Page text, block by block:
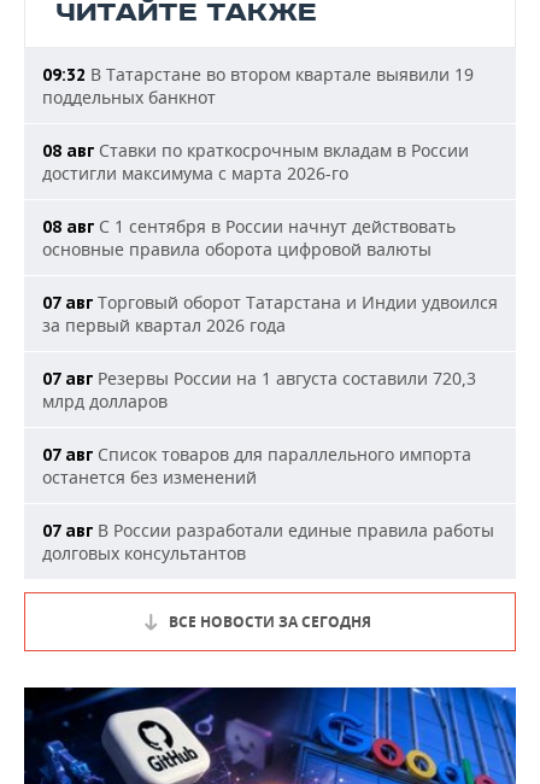
ЧИТАЙТЕ ТАКЖЕ
09:32 В Татарстане во втором квартале выявили 19
поддельных банкнот
08 авг Ставки по краткосрочным вкладам в России
достигли максимума с марта 2026-го
08 авг С 1 сентября в России начнут действовать
основные правила оборота цифровой валюты
07 авг Торговый оборот Татарстана и Индии удвоился
за первый квартал 2026 года
07 авг Резервы России на 1 августа составили 720,3
млрд долларов
07 авг Список товаров для параллельного импорта
останется без изменений
07 авг В России разработали единые правила работы
долговых консультантов
ВСЕ НОВОСТИ ЗА СЕГОДНЯ